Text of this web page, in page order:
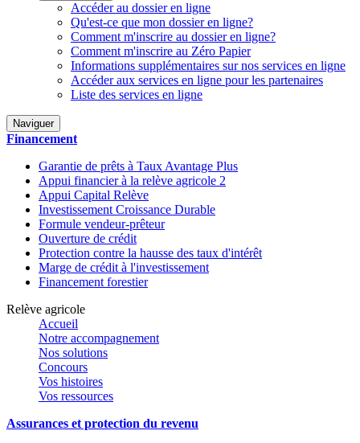
Accéder au dossier en ligne
Qu'est-ce que mon dossier en ligne?
Comment m'inscrire au dossier en ligne?
Comment m'inscrire au Zéro Papier
Informations supplémentaires sur nos services en ligne
Accéder aux services en ligne pour les partenaires
Liste des services en ligne
Naviguer
Financement
Garantie de prêts à Taux Avantage Plus
Appui financier à la relève agricole 2
Appui Capital Relève
Investissement Croissance Durable
Formule vendeur-prêteur
Ouverture de crédit
Protection contre la hausse des taux d'intérêt
Marge de crédit à l'investissement
Financement forestier
Relève agricole
Accueil
Notre accompagnement
Nos solutions
Concours
Vos histoires
Vos ressources
Assurances et protection du revenu